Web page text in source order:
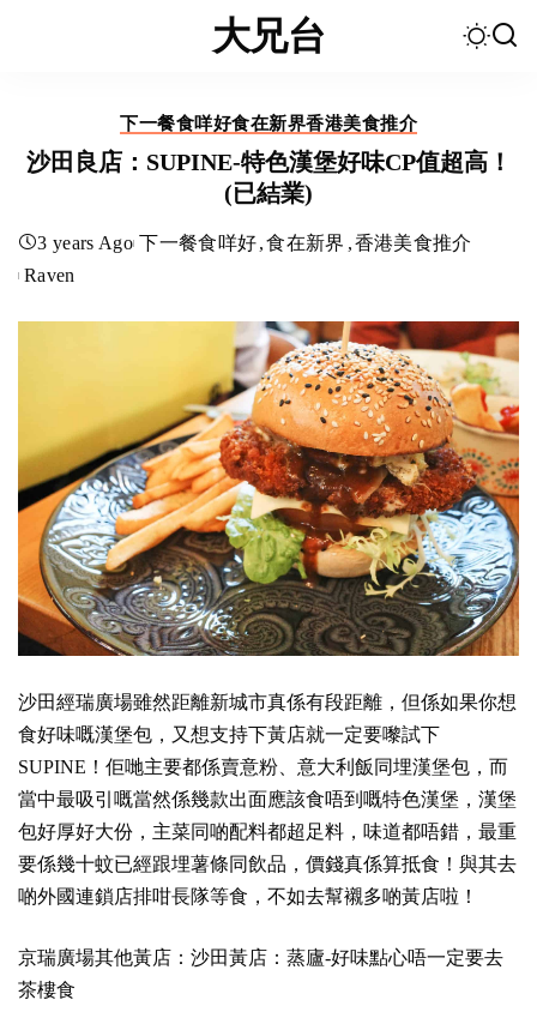
大兄台
下一餐食咩好食在新界香港美食推介
沙田良店：SUPINE-特色漢堡好味CP值超高！
(已結業)
3 years Ago 下一餐食咩好 食在新界 香港美食推介
by
Raven
沙田經瑞廣場雖然距離新城市真係有段距離，但係如果你想
食好味嘅漢堡包，又想支持下黃店就一定要嚟試下
SUPINE！佢哋主要都係賣意粉、意大利飯同埋漢堡包，而
當中最吸引嘅當然係幾款出面應該食唔到嘅特色漢堡，漢堡
包好厚好大份，主菜同啲配料都超足料，味道都唔錯，最重
要係幾十蚊已經跟埋薯條同飲品，價錢真係算抵食！與其去
啲外國連鎖店排咁長隊等食，不如去幫襯多啲黃店啦！
京瑞廣場其他黃店： 沙田黃店：蒸廬-好味點心唔一定要去
茶樓食